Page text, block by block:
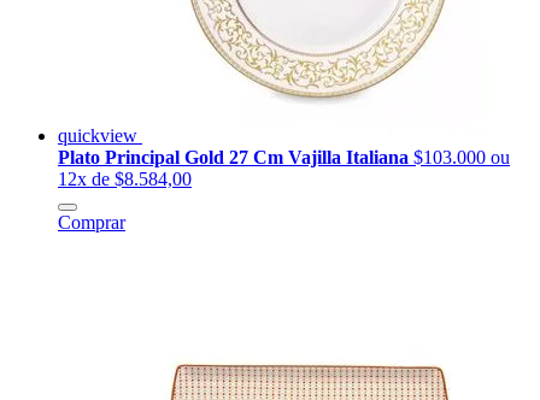
quickview
Plato Principal Gold 27 Cm Vajilla Italiana $103.000 ou
12x de $8.584,00
Comprar